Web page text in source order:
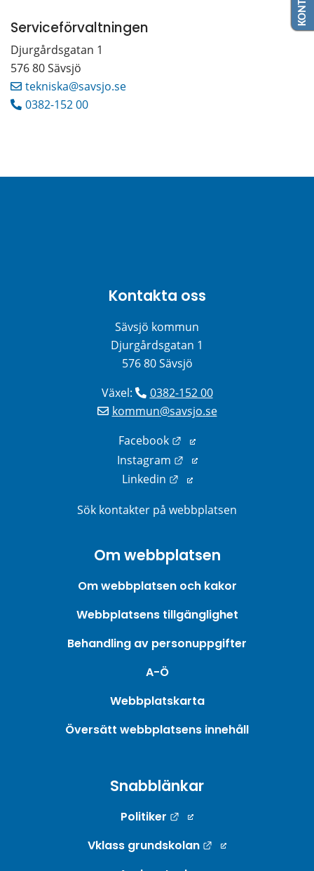
Serviceförvaltningen
Djurgårdsgatan 1
576 80 Sävsjö
tekniska@savsjo.se
0382-152 00
Kontakta oss
Sävsjö kommun
Djurgårdsgatan 1
576 80 Sävsjö
Växel:
0382-152 00
kommun@savsjo.se
Facebook
Länk till annan
Instagram
Länk till annan
Linkedin
Länk till annan webbplats.
Sök kontakter på webbplatsen
Om webbplatsen
Om webbplatsen och kakor
Webbplatsens tillgänglighet
Behandling av personuppgifter
A-Ö
Webbplatskarta
Översätt webbplatsens innehåll
Snabblänkar
Politiker
Länk till annan
Vklass grundskolan
Länk till annan